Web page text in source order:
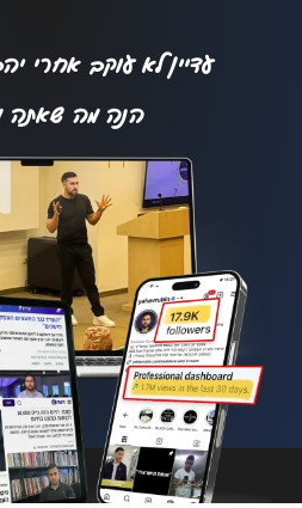
עדיין לא עוקב אחרי
הנה מה שאתה